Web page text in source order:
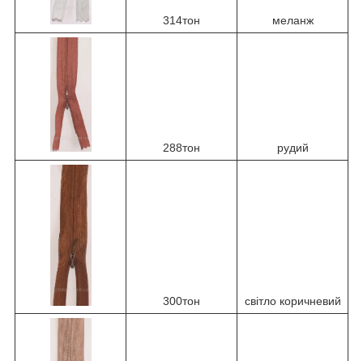
314тон меланж
288тон рудий
300тон світло коричневий